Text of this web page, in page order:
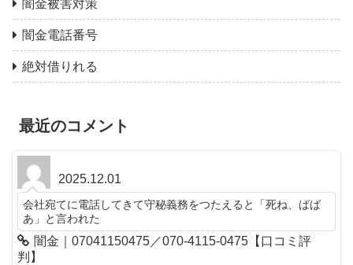
闇金被害対策
闇金電話番号
絶対借りれる
最近のコメント
2025.12.01
会社宛てに電話してきて守秘義務をつたえると「死ね、ばば
あ」と言われた
闇金｜07041150475／070-4115-0475【口コミ評
判】